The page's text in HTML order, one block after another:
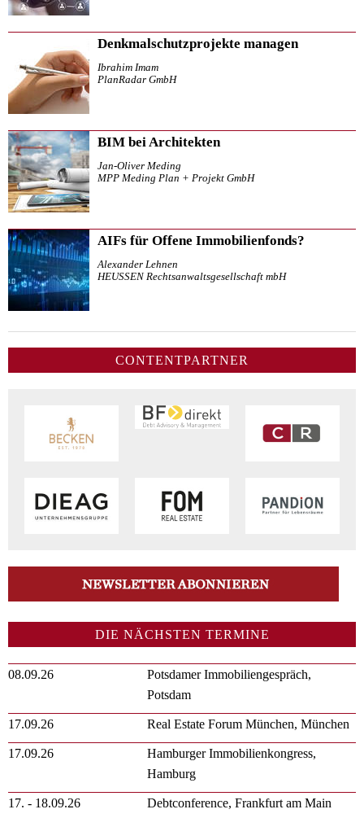
Denkmalschutzprojekte managen
Ibrahim Imam
PlanRadar GmbH
BIM bei Architekten
Jan-Oliver Meding
MPP Meding Plan + Projekt GmbH
AIFs für Offene Immobilienfonds?
Alexander Lehnen
HEUSSEN Rechtsanwaltsgesellschaft mbH
CONTENTPARTNER
DIE NÄCHSTEN TERMINE
08.09.26
Potsdamer Immobiliengespräch,
Potsdam
17.09.26 Real Estate Forum München, München
17.09.26
Hamburger Immobilienkongress,
Hamburg
17. - 18.09.26 Debtconference, Frankfurt am Main